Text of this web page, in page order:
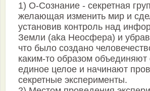
1) О-Сознание - секретная
желающая изменить мир и
установив контроль над
Земли (aka Неосфера) и убрав
что было создано
каким-то образом объединяют
единое целое и начинают
секретные эксперименты.